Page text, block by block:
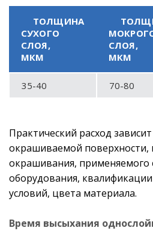
ТОЛЩИНА
СУХОГО
СЛОЯ,
МКМ
СЛОЯ,
МКМ
35-40 70-80
Практический расход
окрашиваемой
окрашивания, применяемого
оборудования,
условий, цвета материала.
Время высыхания